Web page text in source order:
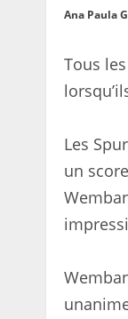
Ana Paula
Tous
Les
un